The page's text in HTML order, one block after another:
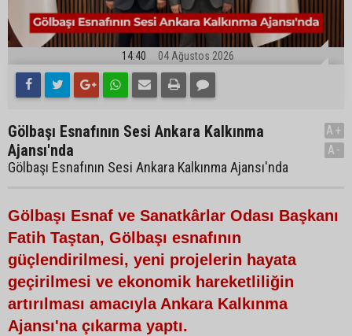
14:40 04 Ağustos 2026
Gölbaşı Esnafının Sesi Ankara Kalkınma
Ajansı'nda
Gölbaşı Esnafının Sesi Ankara Kalkınma Ajansı'nda
A+
A-
Gölbaşı Esnaf ve Sanatkârlar Odası Başkanı
Fatih Taştan, Gölbaşı esnafının
güçlendirilmesi, yeni projelerin hayata
geçirilmesi ve ekonomik hareketliliğin
artırılması amacıyla Ankara Kalkınma
Ajansı'na çıkarma yaptı.